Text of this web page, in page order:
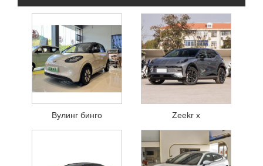
Вулинг бинго Zeekr x